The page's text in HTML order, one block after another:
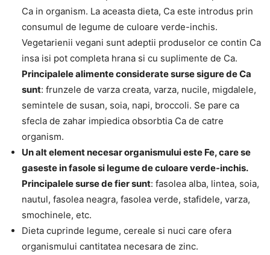
Ca in organism. La aceasta dieta, Ca este introdus prin
consumul de legume de culoare verde-inchis.
Vegetarienii vegani sunt adeptii produselor ce contin Ca
insa isi pot completa hrana si cu suplimente de Ca.
Principalele alimente considerate surse sigure de Ca
sunt: frunzele de varza creata, varza, nucile, migdalele,
semintele de susan, soia, napi, broccoli. Se pare ca
sfecla de zahar impiedica obsorbtia Ca de catre
organism.
Un alt element necesar organismului este Fe, care se
gaseste in fasole si legume de culoare verde-inchis.
Principalele surse de fier sunt: fasolea alba, lintea, soia,
nautul, fasolea neagra, fasolea verde, stafidele, varza,
smochinele, etc.
Dieta cuprinde legume, cereale si nuci care ofera
organismului cantitatea necesara de zinc.